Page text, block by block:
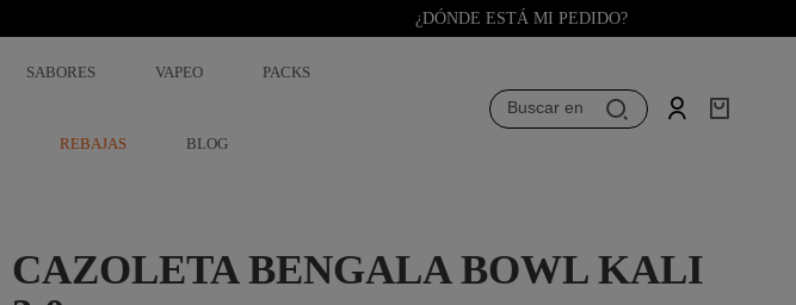
¿DÓNDE ESTÁ MI PEDIDO?
SABORES VAPEO PACKS
REBAJAS BLOG
Buscar en
CAZOLETA BENGALA BOWL KALI